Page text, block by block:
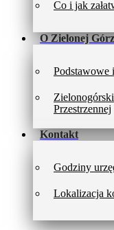
Co i jak
O Zielonej
Podstawowe
Przestrzennej
Kontakt
Godziny
Lokalizacja